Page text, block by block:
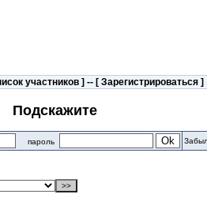
участников] -- [ Зарегистрироваться]
Подскажите
пароль